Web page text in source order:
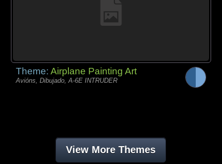
Theme:Airplane Painting Art
Avións, Dibujado, A-6E INTRUDER
View More Themes